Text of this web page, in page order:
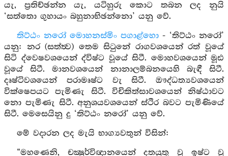
යැ, ප්‍රතිච්ඡන්න යැ, යටිහුරු කොට තබන ලද නුයි
‘සත්තො ගුහායං බහුනාභිඡන්නො’ යනු වේ.
තිට්ඨං නරෝ මොහනස්මිං පගාළ්හො- ‘තිට්ඨං නරෝ’
යනු: නර (සත්ත්‍ව) තෙම සිටුනේ රාගවශයෙන් රත් වූයේ
සිටි ද්වෙෂවශයෙන් ද්විෂ්ට වූයේ සිටී. මොහවශයෙන් මූඪ
වූයේ සිටී. මානවශයෙන් නානාලම්බනයෙහි බැඳී සිටී.
දෘෂ්ටිවශයෙන් පරාමෘෂ්ට වැ සිටී. ඖද්ධත්‍යවශයෙන්
වික්ෂෙපයට පැමිණැ සිටී. විචිකිත්සාවශයෙන් නිෂ්ඨාවට
නො පැමිණැ සිටී. අනුශයවශයෙන් ස්ථිර බවට පැමිණියේ
සිටී. මෙසෙයිනු දු ‘තිට්ඨං නරෝ’ යනු වේ.
මේ වදාරන ලද මැයි භාග්‍යවතුන් විසින්:
“මහණෙනි, චක්‍ෂුර්විඥානයෙන් දතයුතු වූ ඉෂ්ට වූ